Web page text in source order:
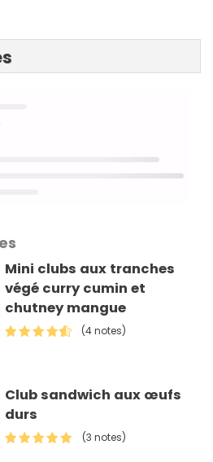
Mini clubs aux tranches
végé curry cumin et
chutney mangue
(4 notes)
Club sandwich aux œufs
durs
(3 notes)